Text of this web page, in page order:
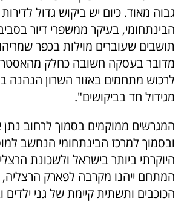
גבוה מאוד. כיום יש ביקוש גדול
הבינתחומי, בעיקר ממשפרי דיור
תושבים שעוברים מוילות בכפר
מדובר בעסקה חשובה כחלק
לרכוש מתחמים באזור השרון הנהנה
מגידול חד בביקושים".
המגרשים ממוקמים בסמוך לרחוב נתן
ובסמוך למרכז הבינתחומי הנחשב
היוקרתי ביותר בישראל ולשכונת
המתחם ייהנו מקרבה לפארק הרצליה,
הכוכבים ותשתית קיימת של גני ילדים